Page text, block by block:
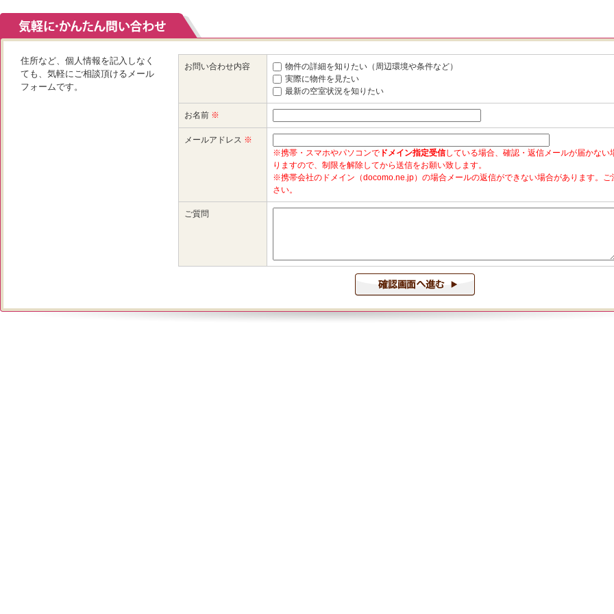
住所など、個人情報を記入しなく
ても、気軽にご相談頂けるメール
フォームです。
お問い合わせ内容
物件の詳細を知りたい（周辺環境や条件など）
実際に物件を見たい
最新の空室状況を知りたい
お名前 ※
メールアドレス ※
※携帯・スマホやパソコンで ドメイン指定受信している場合、確認・返信メールが届かない
りますので、制限を解除してから送信をお願い致します。
※携帯会社のドメイン（docomo.ne.jp）の場合メールの返信ができない場合があります。ご
さい。
ご質問